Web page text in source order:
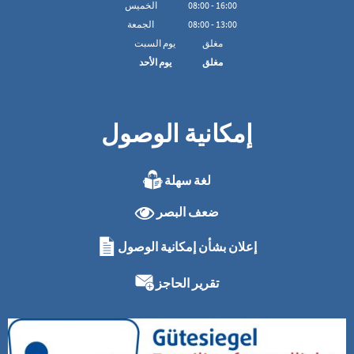
الخميس 08:00- 16:00
الجمعة
08:00- 13:00
يوم السبت
مغلق
يوم الأحد
مغلق
إمكانية الوصول
لغة سهلة
ضعف البصر
إعلان بشأن إمكانية الوصول
تقرير الحاجز